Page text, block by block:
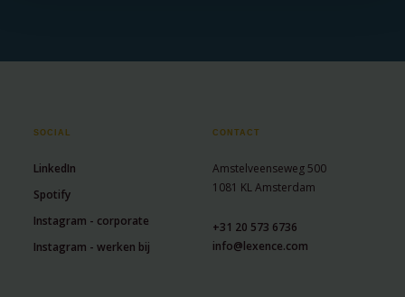
SOCIAL
LinkedIn
Spotify
Instagram - corporate
Instagram - werken bij
CONTACT
Amstelveenseweg 500
1081 KL Amsterdam
+31 20 573 6736
info@lexence.com